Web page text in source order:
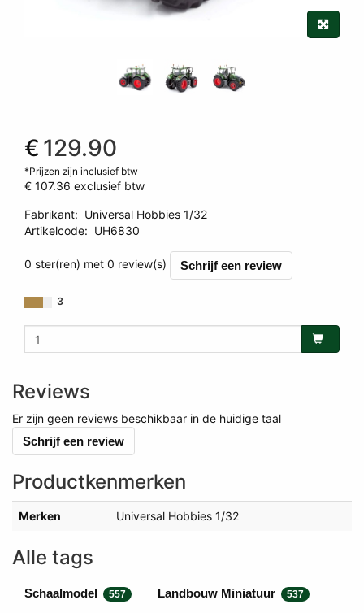
€ 129.90
*Prijzen zijn inclusief btw
€ 107.36 exclusief btw
Fabrikant: Universal Hobbies 1/32
Artikelcode: UH6830
0 ster(ren) met 0 review(s)
Schrijf een review
3
Reviews
Er zijn geen reviews beschikbaar in de huidige taal
Schrijf een review
Productkenmerken
Merken Universal Hobbies 1/32
Alle tags
Schaalmodel 557 Landbouw Miniatuur 537